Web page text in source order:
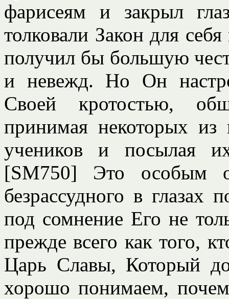
фарисеям и закрыл
толковали Закон для
получил бы большую
и невежд. Но Он
Своей кротостью,
принимая некоторых
учеников и посылая
[SM750] Это особым
безрассудного в глазах
под сомнение Его не
прежде всего как того,
Царь Славы, Который
хорошо понимаем,